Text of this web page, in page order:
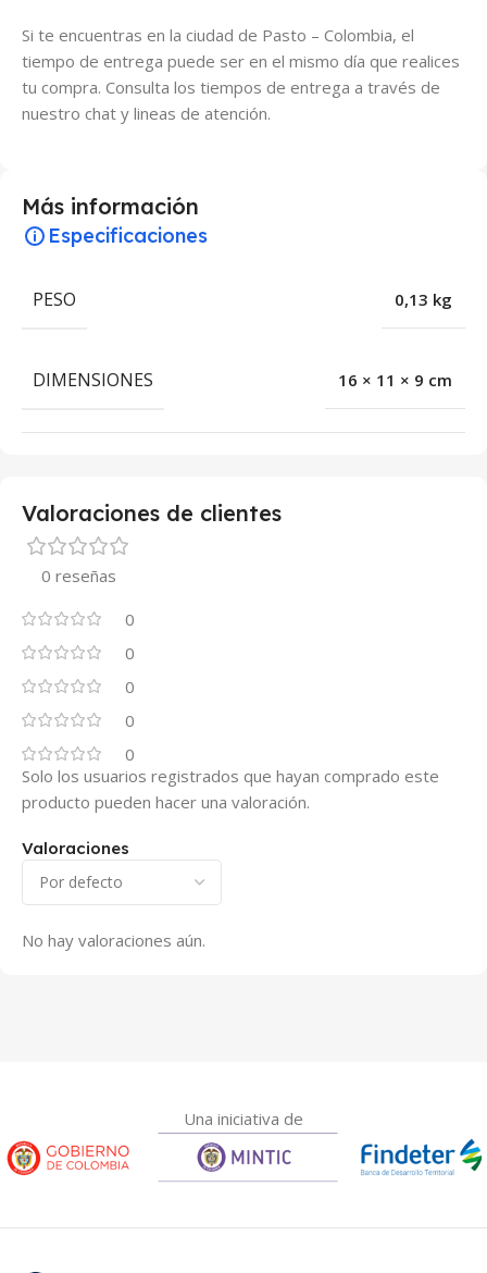
Si te encuentras en la ciudad de Pasto – Colombia, el
tiempo de entrega puede ser en el mismo día que realices
tu compra. Consulta los tiempos de entrega a través de
nuestro chat y lineas de atención.
Más información
Especificaciones
PESO 0,13 kg
DIMENSIONES 16 × 11 × 9 cm
Valoraciones de clientes
0 reseñas
0
0
0
0
0
Valoraciones
No hay valoraciones aún.
Solo los usuarios registrados que hayan comprado este
producto pueden hacer una valoración.
Una iniciativa de